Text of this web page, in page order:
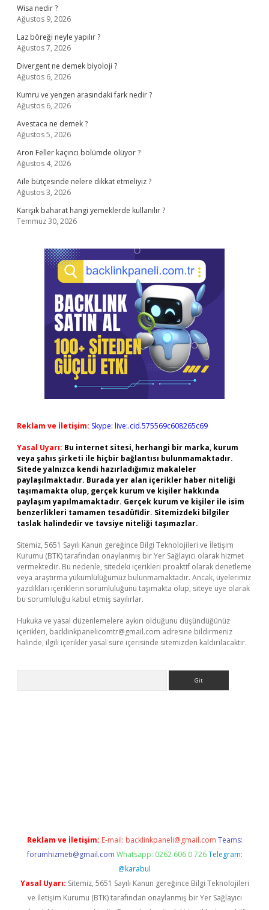
Wisa nedir ?
Ağustos 9, 2026
Laz böreği neyle yapılır ?
Ağustos 7, 2026
Divergent ne demek biyoloji ?
Ağustos 6, 2026
Kumru ve yengen arasındaki fark nedir ?
Ağustos 6, 2026
Avestaca ne demek ?
Ağustos 5, 2026
Aron Feller kaçıncı bölümde ölüyor ?
Ağustos 4, 2026
Aile bütçesinde nelere dikkat etmeliyiz ?
Ağustos 3, 2026
Karışık baharat hangi yemeklerde kullanılır ?
Temmuz 30, 2026
Reklam ve İletişim: Skype: live:.cid.575569c608265c69
Yasal Uyarı: Bu internet sitesi, herhangi bir marka, kurum
veya şahıs şirketi ile hiçbir bağlantısı bulunmamaktadır.
Sitede yalnızca kendi hazırladığımız makaleler
paylaşılmaktadır. Burada yer alan içerikler haber niteliği
taşımamakta olup, gerçek kurum ve kişiler hakkında
paylaşım yapılmamaktadır. Gerçek kurum ve kişiler ile isim
benzerlikleri tamamen tesadüfidir. Sitemizdeki bilgiler
taslak halindedir ve tavsiye niteliği taşımazlar.
Sitemiz, 5651 Sayılı Kanun gereğince Bilgi Teknolojileri ve İletişim
Kurumu (BTK) tarafından onaylanmış bir Yer Sağlayıcı olarak hizmet
vermektedir. Bu nedenle, sitedeki içerikleri proaktif olarak denetleme
veya araştırma yükümlülüğümüz bulunmamaktadır. Ancak, üyelerimiz
yazdıkları içeriklerin sorumluluğunu taşımakta olup, siteye üye olarak
bu sorumluluğu kabul etmiş sayılırlar.
Hukuka ve yasal düzenlemelere aykırı olduğunu düşündüğünüz
içerikleri, backlinkpanelicomtr@gmail.com adresine bildirmeniz
halinde, ilgili içerikler yasal süre içerisinde sitemizden kaldırılacaktır.
Reklam ve İletişim: E-mail: backlinkpaneli@gmail.com Teams:
forumhizmeti@gmail.com Whatsapp: 0262 606 0 726 Telegram:
@karabul
Yasal Uyarı: Sitemiz, 5651 Sayılı Kanun gereğince Bilgi Teknolojileri
ve İletişim Kurumu (BTK) tarafından onaylanmış bir Yer Sağlayıcı